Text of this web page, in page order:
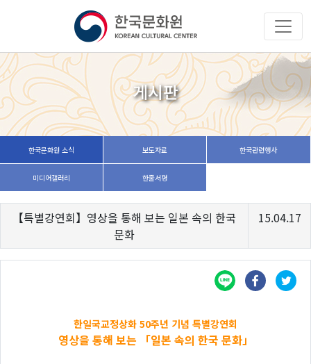
게시판
한국문화원 소식 보도자료 한국관련행사
미디어갤러리 한줄서평
【특별강연회】영상을 통해 보는 일본 속의 한국
문화
15.04.17
한일국교정상화 50주년 기념 특별강연회
영상을 통해 보는 「일본 속의 한국 문화」